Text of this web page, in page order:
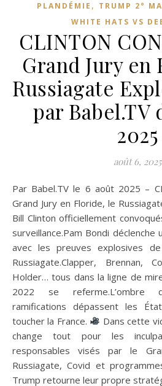
PLANDÉMIE , TRUMP 2°
WHITE HATS VS
CLINTON
Grand Jury en
Russiagate
par Babel.TV
2025
août 6, 2025
Par Babel.TV le 6 août 2025 – CLINTON CONVOQUÉS :
Grand Jury en Floride, le
Bill Clinton officiellement
surveillance.Pam Bondi déclenche
avec les preuves explosives
Russiagate.Clapper, Brennan,
Holder… tous dans la ligne de
2022 se referme.L’ombre
ramifications dépassent les
toucher la France.
Dans cette
change tout pour les
responsables visés par le
Russiagate, Covid et
Trump retourne leur propre